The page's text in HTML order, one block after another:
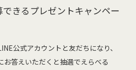
きるプレゼントキャンペー
公式アカウントと友だちになり、
お答えいただくと抽選でえらべる